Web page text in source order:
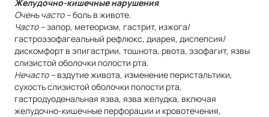
Желудочно-кишечные нарушения
Очень часто –боль в животе.
Часто –запор, метеоризм, гастрит, изжога/
гастроэзофагеальный рефлюкс, диарея, диспепсия/
дискомфорт в эпигастрии, тошнота, рвота, эзофагит, язвы
слизистой оболочки полости рта.
Нечасто – вздутие живота, изменение перистальтики,
сухость слизистой оболочки полости рта,
гастродуоденальная язва, язва желудка, включая
желудочно-кишечные перфорации и кровотечения,